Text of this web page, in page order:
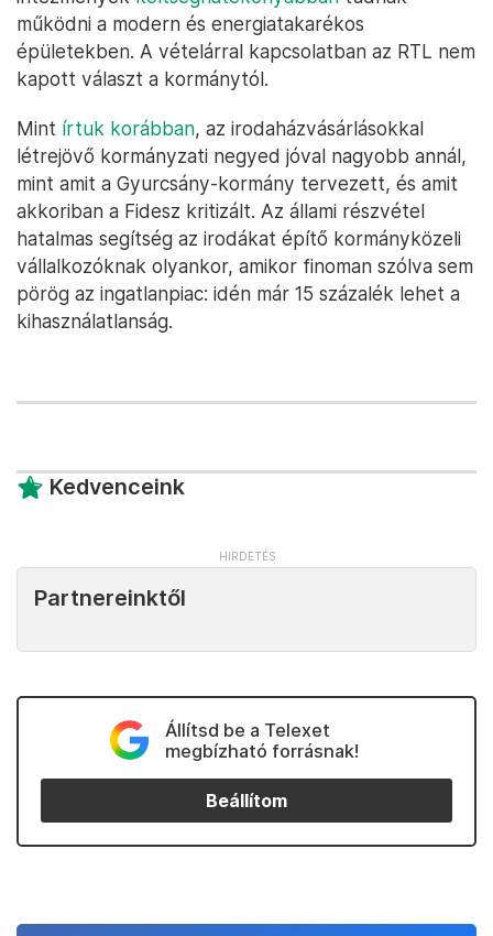
működni a modern és energiatakarékos
épületekben. A vételárral kapcsolatban az RTL nem
kapott választ a kormánytól.
Mint írtuk korábban, az irodaházvásárlásokkal
létrejövő kormányzati negyed jóval nagyobb annál,
mint amit a Gyurcsány-kormány tervezett, és amit
akkoriban a Fidesz kritizált. Az állami részvétel
hatalmas segítség az irodákat építő kormányközeli
vállalkozóknak olyankor, amikor finoman szólva sem
pörög az ingatlanpiac: idén már 15 százalék lehet a
kihasználatlanság.
Kedvenceink
Partnereinktől
Állítsd be a Telexet
megbízható forrásnak!
Beállítom